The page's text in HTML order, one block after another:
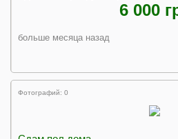
6 000
больше месяца назад
Фотографий: 0